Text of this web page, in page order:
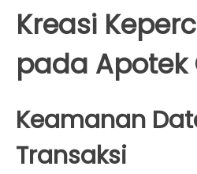
Kreasi
pada Apotek
Keamanan
Transaksi